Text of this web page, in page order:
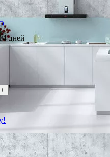
дней
+